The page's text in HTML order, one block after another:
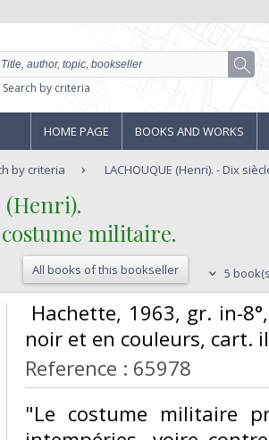
Search by criteria
HOME PAGE BOOKS AND WORKS
by criteria LACHOUQUE (Henri). - Dix
(Henri).‎
militaire.‎
All books of this bookseller 5
Hachette, 1963, gr. in-
noir et en couleurs, cart.
Reference : 65978
‎"Le costume militaire